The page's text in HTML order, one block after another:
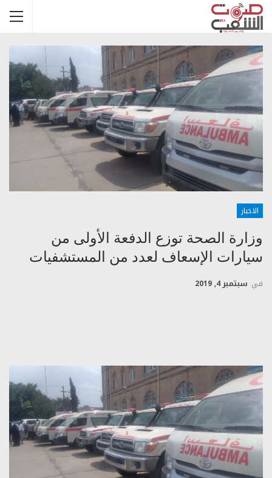
الاخبار
وزارة الصحة توزع الدفعة الأولى من
سيارات الإسعاف لعدد من المستشفيات
في سبتمبر 4, 2019